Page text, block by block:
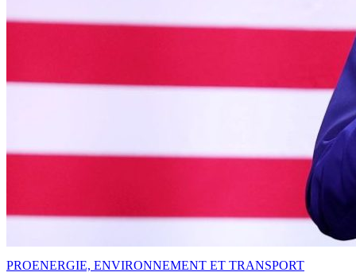
PROENERGIE, ENVIRONNEMENT ET TRANSPORT